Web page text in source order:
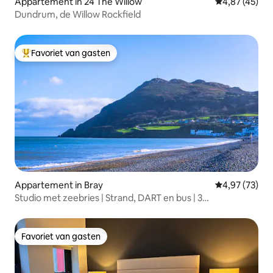
Dundrum, de Willow Rockfield
Topfavoriet van gasten
Favoriet van gasten
Appartement in Bray Gemiddelde
4,97 (73)
Studio met zeebries | Strand, DART en bus | 3
Favoriet van gasten
Favoriet van gasten